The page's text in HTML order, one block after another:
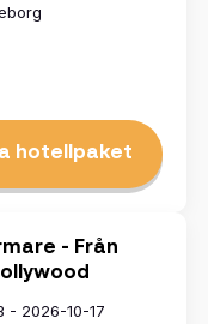
hotellpaket
- Från
- 2026-10-17